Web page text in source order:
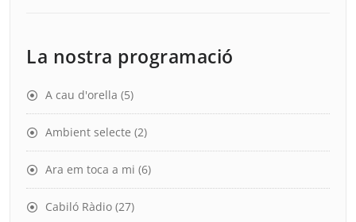
La nostra programació
A cau d'orella (5)
Ambient selecte (2)
Ara em toca a mi (6)
Cabiló Ràdio (27)